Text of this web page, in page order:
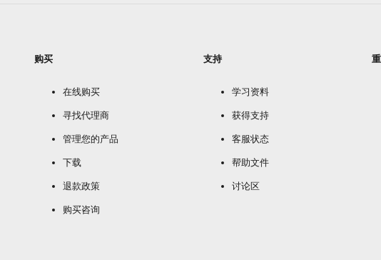
购买
在线购买
寻找代理商
管理您的产品
下载
退款政策
购买咨询
支持
学习资料
获得支持
客服状态
帮助文件
讨论区